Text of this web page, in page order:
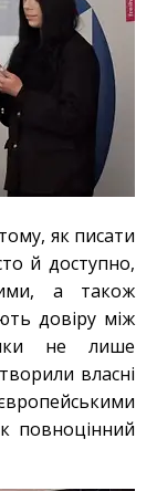
як писати
й доступно,
а також
довіру між
не лише
власні
повноцінний